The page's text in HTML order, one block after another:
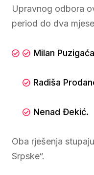
Upravnog odbora
period do dva
Milan Puzigaća
Radiša
Nenad Đekić.
Oba rješenja
Srpske“.